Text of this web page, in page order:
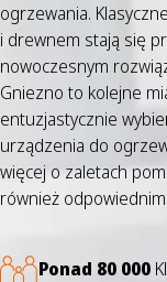
ogrzewania.
i drewnem stają się
nowoczesnym
Gniezno to kolejne
entuzjastycznie
urządzenia do
więcej o zaletach
również
Ponad 80 000